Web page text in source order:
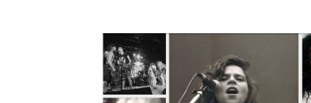
A História do Disco